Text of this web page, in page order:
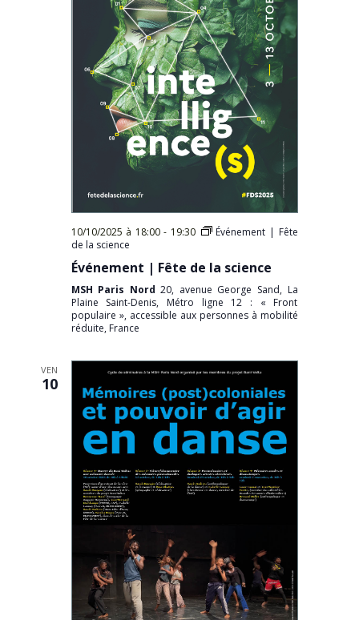
10/10/2025 à 18:00- 19:30
Événement | Fête
de la science
Événement | Fête de la science
MSH Paris Nord20, avenue George Sand, La
Plaine Saint-Denis, Métro ligne 12 : « Front
populaire », accessible aux personnes à mobilité
réduite, France
VEN
10